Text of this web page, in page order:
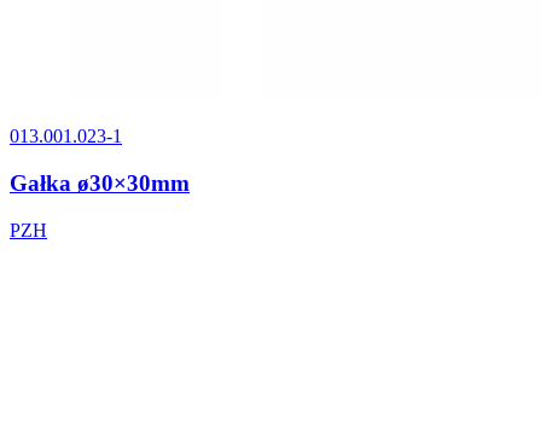
013.001.023-1
Gałka ø30×30mm
PZH